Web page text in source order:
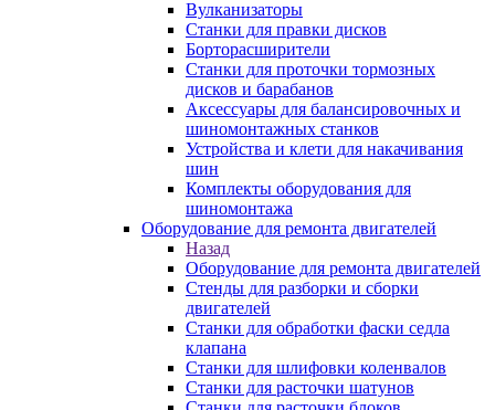
Вулканизаторы
Станки для правки дисков
Борторасширители
Станки для проточки тормозных
дисков и барабанов
Аксессуары для балансировочных и
шиномонтажных станков
Устройства и клети для накачивания
шин
Комплекты оборудования для
шиномонтажа
Оборудование для ремонта двигателей
Назад
Оборудование для ремонта двигателей
Стенды для разборки и сборки
двигателей
Станки для обработки фаски седла
клапана
Станки для шлифовки коленвалов
Станки для расточки шатунов